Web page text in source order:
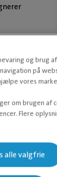
pga.
og brug
på
vores
om brugen af
Flere
alle valgfrie